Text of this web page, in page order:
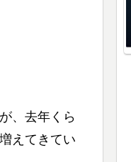
、去年くら
えてきてい